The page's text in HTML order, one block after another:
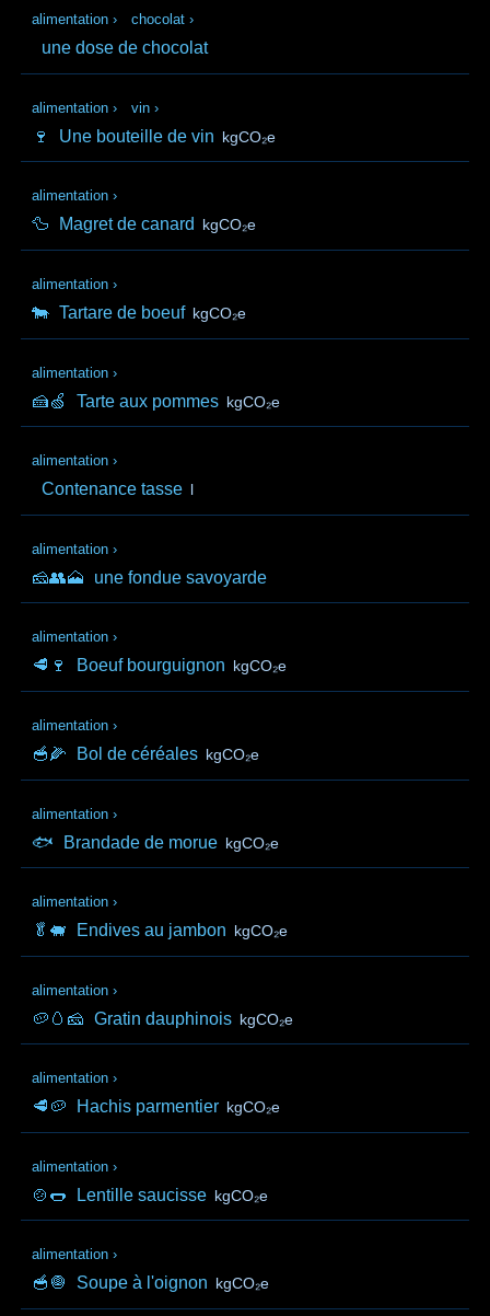
alimentation › chocolat ›
une dose de chocolat
alimentation › vin ›
🍷 Une bouteille de vin kgCO₂e
alimentation ›
🦆 Magret de canard kgCO₂e
alimentation ›
🐄 Tartare de boeuf kgCO₂e
alimentation ›
🍰🍏 Tarte aux pommes kgCO₂e
alimentation ›
Contenance tasse l
alimentation ›
🧀👥🗻 une fondue savoyarde
alimentation ›
🥩🍷 Boeuf bourguignon kgCO₂e
alimentation ›
🥣🌽 Bol de céréales kgCO₂e
alimentation ›
🐟 Brandade de morue kgCO₂e
alimentation ›
🥬🐖 Endives au jambon kgCO₂e
alimentation ›
🥔🥚🧀 Gratin dauphinois kgCO₂e
alimentation ›
🥩🥔 Hachis parmentier kgCO₂e
alimentation ›
🍲🌭 Lentille saucisse kgCO₂e
alimentation ›
🥣🧅 Soupe à l'oignon kgCO₂e